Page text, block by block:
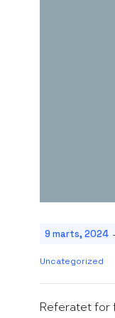
9 marts, 2024
Uncategorized
Referatet for